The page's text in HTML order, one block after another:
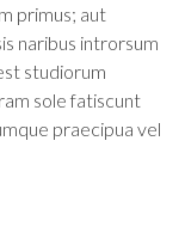
primus; aut
naribus introrsum
studiorum
sole fatiscunt
praecipua vel